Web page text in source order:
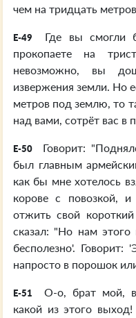
чем на тридцать
E-49
Где вы смогли
прокопаете на
невозможно, вы
извержения земли. Но
метров под землю, то
над вами, сотрёт вас в
E-50
Говорит:
был главным
как бы мне хотелось
корове с повозкой,
отжить свой
сказал: "Но нам этого
бесполезно'. Говорит:
напросто в порошок
E-51
О-о, брат мой, в
какой из этого